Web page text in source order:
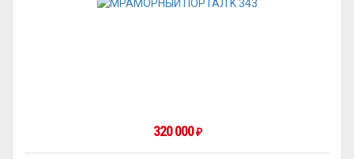
320 000₽